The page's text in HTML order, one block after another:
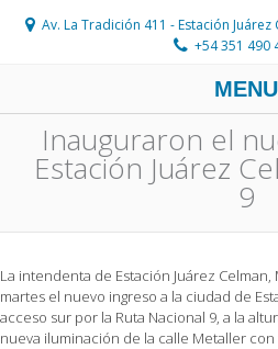
Av. La Tradición 411 - Estación Juárez
+54 351 490
MENU
Inauguraron el
Estación Juárez
9
La intendenta de Estación Juárez
martes el nuevo ingreso a la ciudad de
acceso sur por la Ruta Nacional 9, a la
nueva iluminación de la calle Metaller